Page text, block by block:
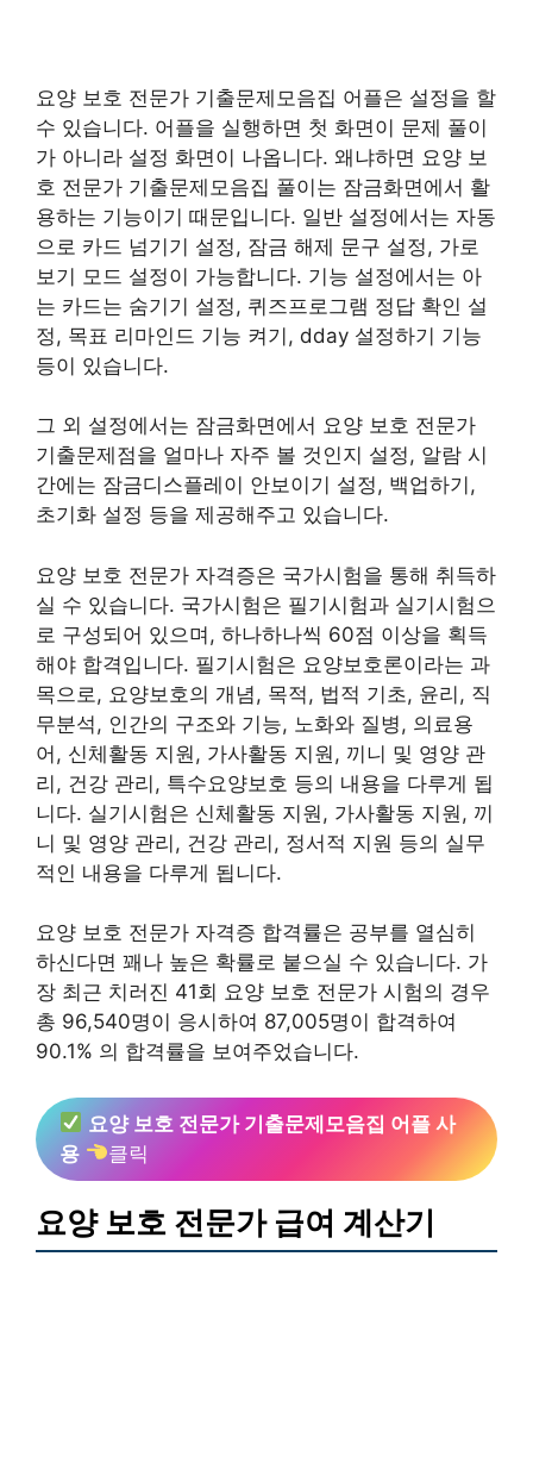
요양 보호 전문가 기출문제모음집 어플은 설정을 할
수 있습니다. 어플을 실행하면 첫 화면이 문제 풀이
가 아니라 설정 화면이 나옵니다. 왜냐하면 요양 보
호 전문가 기출문제모음집 풀이는 잠금화면에서 활
용하는 기능이기 때문입니다. 일반 설정에서는 자동
으로 카드 넘기기 설정, 잠금 해제 문구 설정, 가로
보기 모드 설정이 가능합니다. 기능 설정에서는 아
는 카드는 숨기기 설정, 퀴즈프로그램 정답 확인 설
정, 목표 리마인드 기능 켜기, dday 설정하기 기능
등이 있습니다.
그 외 설정에서는 잠금화면에서 요양 보호 전문가
기출문제점을 얼마나 자주 볼 것인지 설정, 알람 시
간에는 잠금디스플레이 안보이기 설정, 백업하기,
초기화 설정 등을 제공해주고 있습니다.
요양 보호 전문가 자격증은 국가시험을 통해 취득하
실 수 있습니다. 국가시험은 필기시험과 실기시험으
로 구성되어 있으며, 하나하나씩 60점 이상을 획득
해야 합격입니다. 필기시험은 요양보호론이라는 과
목으로, 요양보호의 개념, 목적, 법적 기초, 윤리, 직
무분석, 인간의 구조와 기능, 노화와 질병, 의료용
어, 신체활동 지원, 가사활동 지원, 끼니 및 영양 관
리, 건강 관리, 특수요양보호 등의 내용을 다루게 됩
니다. 실기시험은 신체활동 지원, 가사활동 지원, 끼
니 및 영양 관리, 건강 관리, 정서적 지원 등의 실무
적인 내용을 다루게 됩니다.
요양 보호 전문가 자격증 합격률은 공부를 열심히
하신다면 꽤나 높은 확률로 붙으실 수 있습니다. 가
장 최근 치러진 41회 요양 보호 전문가 시험의 경우
총 96,540명이 응시하여 87,005명이 합격하여
90.1% 의 합격률을 보여주었습니다.
요양 보호 전문가 기출문제모음집 어플 사
용
클릭
요양 보호 전문가 급여 계산기